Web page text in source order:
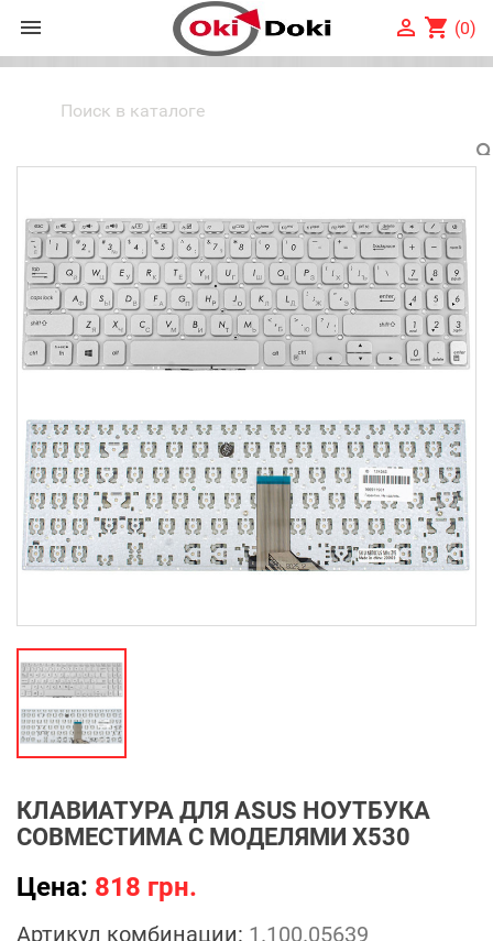
 shopping_cart (0)

КЛАВИАТУРА ДЛЯ ASUS НОУТБУКА
СОВМЕСТИМА С МОДЕЛЯМИ X530
Цена: 818 грн.
Артикул комбинации: 1.100.05639